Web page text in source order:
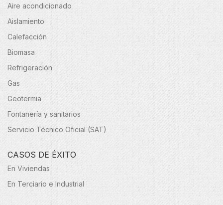
Aire acondicionado
Aislamiento
Calefacción
Biomasa
Refrigeración
Gas
Geotermia
Fontanería y sanitarios
Servicio Técnico Oficial (SAT)
CASOS DE ÉXITO
En Viviendas
En Terciario e Industrial